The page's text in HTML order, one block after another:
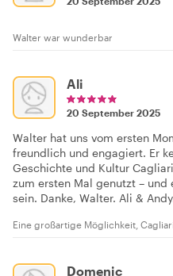
Walter war wunderbar
Ali
20 September 2025
Walter hat uns vom ersten
freundlich und engagiert. Er
Geschichte und Kultur
zum ersten Mal genutzt –
sein. Danke, Walter. Ali &
Eine großartige Möglichkeit,
Domenic